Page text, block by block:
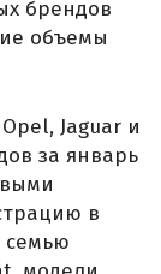
брендов
объемы
Jaguar и
за январь
в
семью